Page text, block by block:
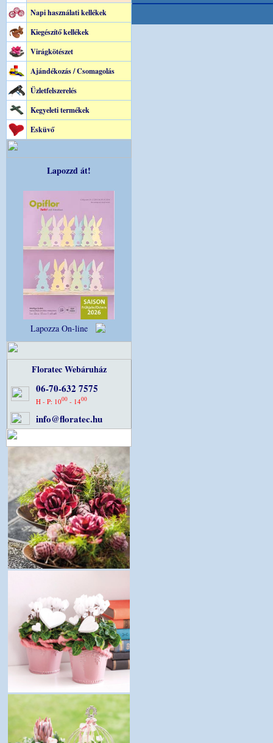
Napi használati kellékek
Kiegészítő kellékek
Virágkötészet
Ajándékozás / Csomagolás
Üzletfelszerelés
Kegyeleti termékek
Esküvő
Lapozzd át!
Lapozza On-line
Floratec Webáruház
06-70-632 7575
H - P: 1000- 1400
info@floratec.hu